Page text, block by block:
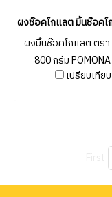
ผงช๊อคโกแลต มิ้นช๊อคโ
ผงมิ้นช๊อคโกแลต ตรา
800 กรัม
Chocolate Powder
เปรียบเทียบ